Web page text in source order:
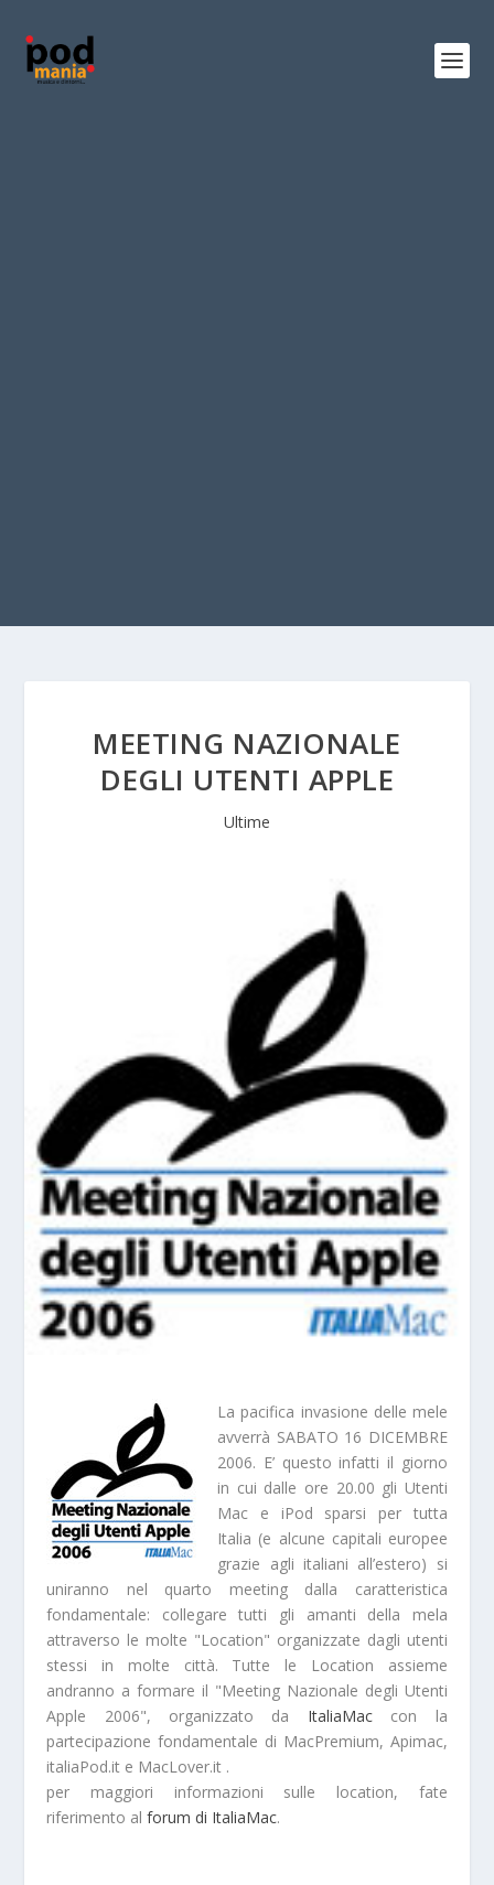
MEETING NAZIONALE
DEGLI UTENTI APPLE
Ultime
La pacifica invasione delle mele
avverrà SABATO 16 DICEMBRE
2006. E’ questo infatti il giorno
in cui dalle ore 20.00 gli Utenti
Mac e iPod sparsi per tutta
Italia (e alcune capitali europee
grazie agli italiani all’estero) si
uniranno nel quarto meeting dalla caratteristica
fondamentale: collegare tutti gli amanti della mela
attraverso le molte "Location" organizzate dagli utenti
stessi in molte città. Tutte le Location assieme
andranno a formare il "Meeting Nazionale degli Utenti
Apple 2006", organizzato da ItaliaMaccon la
partecipazione fondamentale di MacPremium, Apimac,
italiaPod.it e MacLover.it .
per maggiori informazioni sulle location, fate
riferimento alforum di ItaliaMac.